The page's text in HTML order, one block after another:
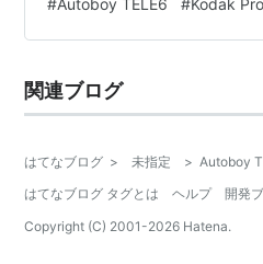
スタイルで書き連ねてきた そ
はないと思う しかしながら 機
「そんなこと気にしてど…
#Autoboy TELE6 #Kodak
関連ブログ
はてなブログ > 未指定 > Autoboy
はてなブログ タグとは
ヘルプ 開発
Copyright (C) 2001-2026 Hatena.